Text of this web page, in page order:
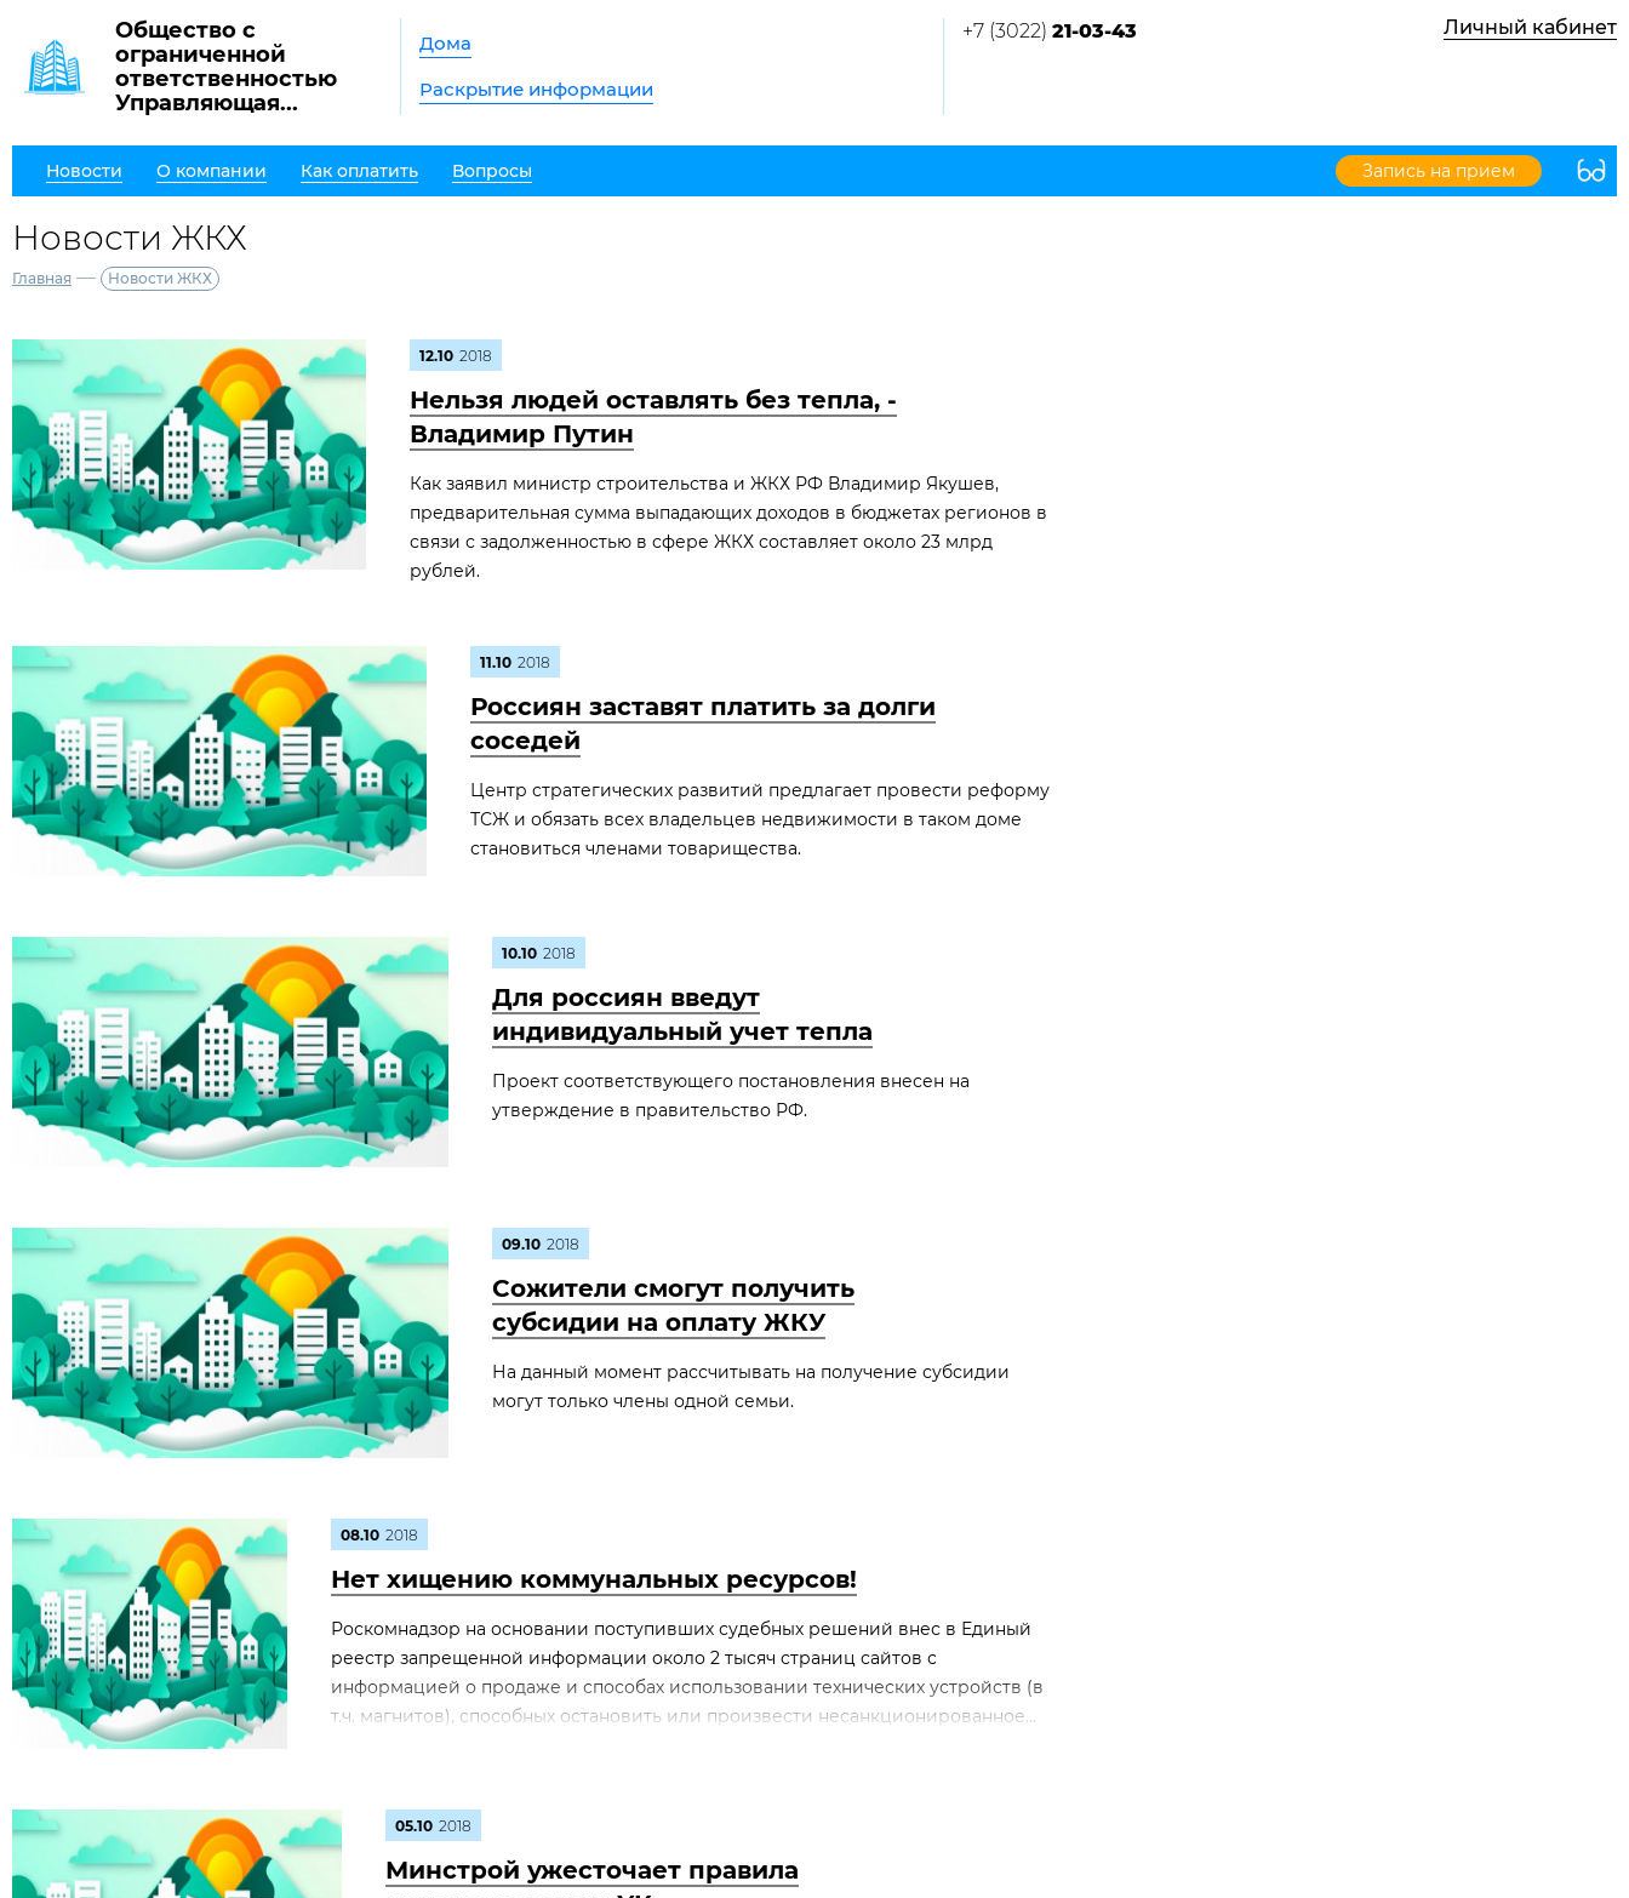
Общество с
ограниченной
ответственностью
Управляющая...
Дома
Раскрытие информации
+7 (3022) 21-03-43 Личный кабинет
Новости О компании Как оплатить Вопросы Запись на прием
Новости ЖКХ
Главная — Новости ЖКХ
12.10 2018
Нельзя людей оставлять без тепла, -
Владимир Путин
Как заявил министр строительства и ЖКХ РФ Владимир Якушев,
предварительная сумма выпадающих доходов в бюджетах регионов в
связи с задолженностью в сфере ЖКХ составляет около 23 млрд
рублей.
11.10 2018
Россиян заставят платить за долги
соседей
Центр стратегических развитий предлагает провести реформу
ТСЖ и обязать всех владельцев недвижимости в таком доме
становиться членами товарищества.
10.10 2018
Для россиян введут
индивидуальный учет тепла
Проект соответствующего постановления внесен на
утверждение в правительство РФ.
09.10 2018
Сожители смогут получить
субсидии на оплату ЖКУ
На данный момент рассчитывать на получение субсидии
могут только члены одной семьи.
08.10 2018
Нет хищению коммунальных ресурсов!
Роскомнадзор на основании поступивших судебных решений внес в Единый
реестр запрещенной информации около 2 тысяч страниц сайтов с
информацией о продаже и способах использовании технических устройств (в
т.ч. магнитов), способных остановить или произвести несанкционированное...
05.10 2018
Минстрой ужесточает правила